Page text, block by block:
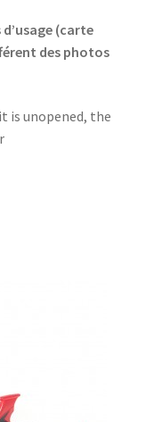
(carte
des photos
is unopened, the